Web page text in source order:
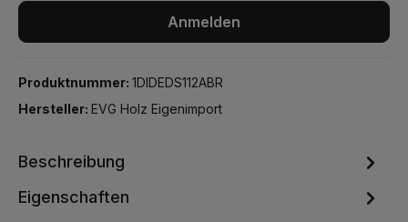
Anmelden
Produktnummer: 1DIDEDS112ABR
Hersteller: EVG Holz Eigenimport
Beschreibung
Eigenschaften